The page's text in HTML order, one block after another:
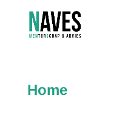
Home